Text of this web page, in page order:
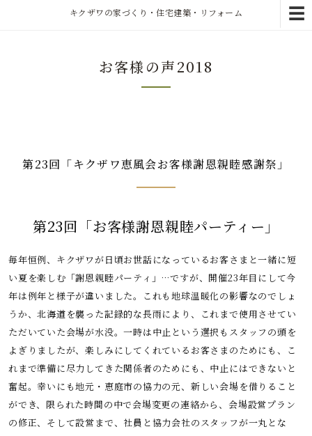
☰
キクザワの家づくり・住宅建築・リフォーム
お客様の声2018
第23回「キクザワ恵風会お客様謝恩親睦感謝祭」
第23回 「お客様謝恩親睦パーティー」
毎年恒例、キクザワが日頃お世話になっているお客さまと一緒に短
い夏を楽しむ「謝恩親睦パーティ」…ですが、開催23年目にして今
年は例年と様子が違いました。これも地球温暖化の影響なのでしょ
うか、北海道を襲った記録的な長雨により、これまで使用させてい
ただいていた会場が水没。一時は中止という選択もスタッフの頭を
よぎりましたが、楽しみにしてくれているお客さまのためにも、こ
れまで準備に尽力してきた関係者のためにも、中止にはできないと
奮起。幸いにも地元・恵庭市の協力の元、新しい会場を借りること
ができ、限られた時間の中で会場変更の連絡から、会場設営プラン
の修正、そして設営まで、社員と協力会社のスタッフが一丸とな